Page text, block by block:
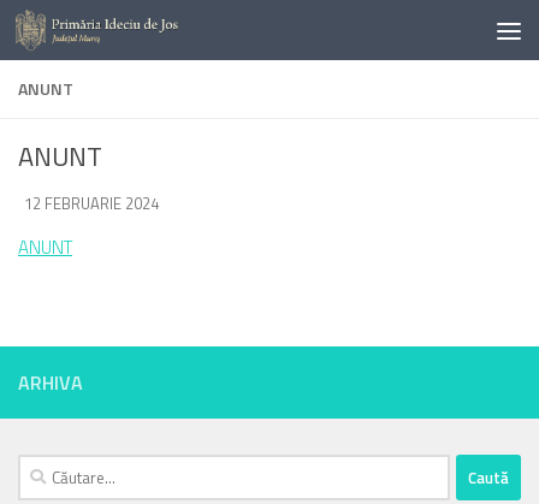
Skip to content
ANUNT
ANUNT
DE ·
12 FEBRUARIE 2024
ANUNT
ARHIVA
Caută
după: